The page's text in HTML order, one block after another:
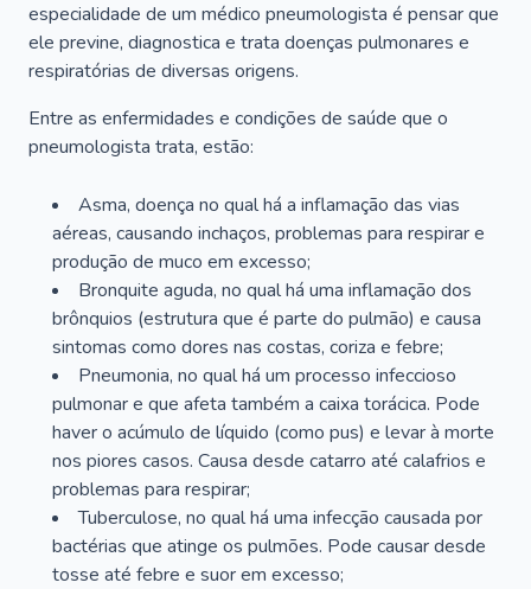
especialidade de um médico pneumologista é pensar que
ele previne, diagnostica e trata doenças pulmonares e
respiratórias de diversas origens.
Entre as enfermidades e condições de saúde que o
pneumologista trata, estão:
Asma, doença no qual há a inflamação das vias
aéreas, causando inchaços, problemas para respirar e
produção de muco em excesso;
Bronquite aguda, no qual há uma inflamação dos
brônquios (estrutura que é parte do pulmão) e causa
sintomas como dores nas costas, coriza e febre;
Pneumonia, no qual há um processo infeccioso
pulmonar e que afeta também a caixa torácica. Pode
haver o acúmulo de líquido (como pus) e levar à morte
nos piores casos. Causa desde catarro até calafrios e
problemas para respirar;
Tuberculose, no qual há uma infecção causada por
bactérias que atinge os pulmões. Pode causar desde
tosse até febre e suor em excesso;